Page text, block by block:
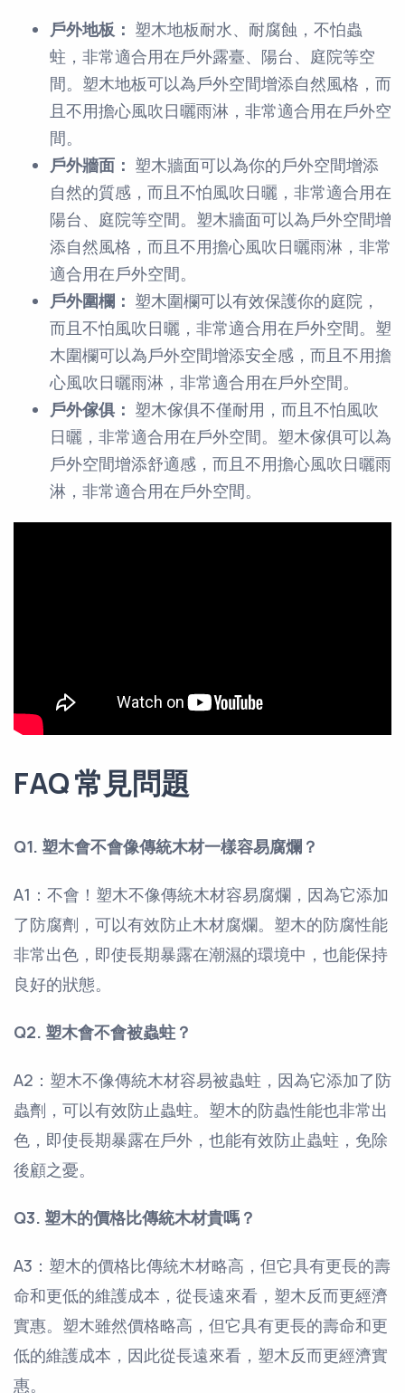
戶外地板： 塑木地板耐水、耐腐蝕，不怕蟲
蛀，非常適合用在戶外露臺、陽台、庭院等空
間。塑木地板可以為戶外空間增添自然風格，而
且不用擔心風吹日曬雨淋，非常適合用在戶外空
間。
戶外牆面： 塑木牆面可以為你的戶外空間增添
自然的質感，而且不怕風吹日曬，非常適合用在
陽台、庭院等空間。塑木牆面可以為戶外空間增
添自然風格，而且不用擔心風吹日曬雨淋，非常
適合用在戶外空間。
戶外圍欄： 塑木圍欄可以有效保護你的庭院，
而且不怕風吹日曬，非常適合用在戶外空間。塑
木圍欄可以為戶外空間增添安全感，而且不用擔
心風吹日曬雨淋，非常適合用在戶外空間。
戶外傢俱： 塑木傢俱不僅耐用，而且不怕風吹
日曬，非常適合用在戶外空間。塑木傢俱可以為
戶外空間增添舒適感，而且不用擔心風吹日曬雨
淋，非常適合用在戶外空間。
FAQ 常見問題
Q1. 塑木會不會像傳統木材一樣容易腐爛？
A1：不會！塑木不像傳統木材容易腐爛，因為它添加
了防腐劑，可以有效防止木材腐爛。塑木的防腐性能
非常出色，即使長期暴露在潮濕的環境中，也能保持
良好的狀態。
Q2. 塑木會不會被蟲蛀？
A2：塑木不像傳統木材容易被蟲蛀，因為它添加了防
蟲劑，可以有效防止蟲蛀。塑木的防蟲性能也非常出
色，即使長期暴露在戶外，也能有效防止蟲蛀，免除
後顧之憂。
Q3. 塑木的價格比傳統木材貴嗎？
A3：塑木的價格比傳統木材略高，但它具有更長的壽
命和更低的維護成本，從長遠來看，塑木反而更經濟
實惠。塑木雖然價格略高，但它具有更長的壽命和更
低的維護成本，因此從長遠來看，塑木反而更經濟實
惠。